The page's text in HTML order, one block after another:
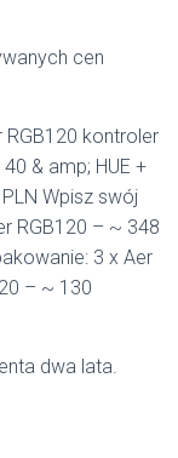
cen
RGB120 kontroler
& amp; HUE +
Wpisz swój
RGB120 – ~ 348
3 x Aer
– ~ 130
dwa lata.